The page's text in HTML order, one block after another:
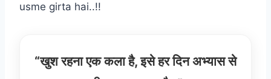
usme girta hai..!!
“खुश रहना एक कला है, इसे हर दिन अभ्यास से